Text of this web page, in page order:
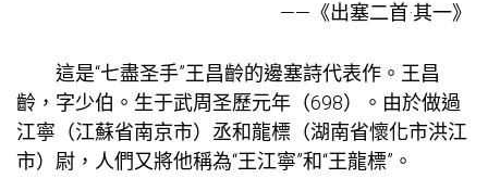
——《出塞二首·其一》
這是“七盡圣手”王昌齡的邊塞詩代表作。王昌
齡，字少伯。生于武周圣歷元年（698）。由於做過
江寧（江蘇省南京市）丞和龍標（湖南省懷化市洪江
市）尉，人們又將他稱為“王江寧”和“王龍標”。